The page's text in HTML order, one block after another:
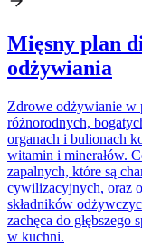
Mięsny plan
odżywiania
Zdrowe odżywianie w
różnorodnych,
organach i bulionach
witamin i minerałów.
zapalnych, które są
cywilizacyjnych, oraz
składników
zachęca do głębszego
w kuchni.